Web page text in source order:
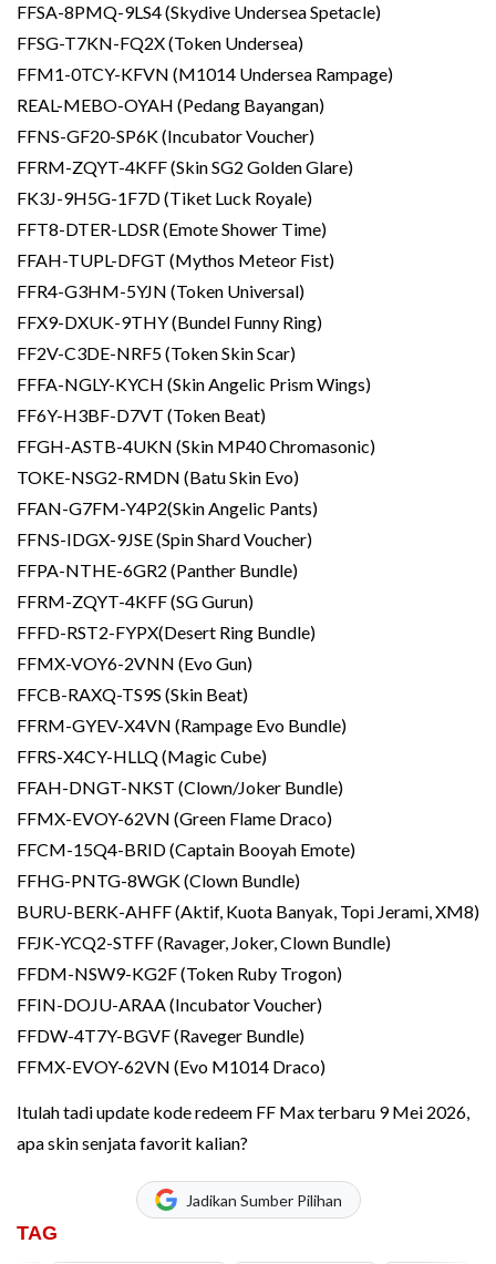
FFSA-8PMQ-9LS4 (Skydive Undersea Spetacle)
FFSG-T7KN-FQ2X (Token Undersea)
FFM1-0TCY-KFVN (M1014 Undersea Rampage)
REAL-MEBO-OYAH (Pedang Bayangan)
FFNS-GF20-SP6K (Incubator Voucher)
FFRM-ZQYT-4KFF (Skin SG2 Golden Glare)
FK3J-9H5G-1F7D (Tiket Luck Royale)
FFT8-DTER-LDSR (Emote Shower Time)
FFAH-TUPL-DFGT (Mythos Meteor Fist)
FFR4-G3HM-5YJN (Token Universal)
FFX9-DXUK-9THY (Bundel Funny Ring)
FF2V-C3DE-NRF5 (Token Skin Scar)
FFFA-NGLY-KYCH (Skin Angelic Prism Wings)
FF6Y-H3BF-D7VT (Token Beat)
FFGH-ASTB-4UKN (Skin MP40 Chromasonic)
TOKE-NSG2-RMDN (Batu Skin Evo)
FFAN-G7FM-Y4P2(Skin Angelic Pants)
FFNS-IDGX-9JSE (Spin Shard Voucher)
FFPA-NTHE-6GR2 (Panther Bundle)
FFRM-ZQYT-4KFF (SG Gurun)
FFFD-RST2-FYPX(Desert Ring Bundle)
FFMX-VOY6-2VNN (Evo Gun)
FFCB-RAXQ-TS9S (Skin Beat)
FFRM-GYEV-X4VN (Rampage Evo Bundle)
FFRS-X4CY-HLLQ (Magic Cube)
FFAH-DNGT-NKST (Clown/Joker Bundle)
FFMX-EVOY-62VN (Green Flame Draco)
FFCM-15Q4-BRID (Captain Booyah Emote)
FFHG-PNTG-8WGK (Clown Bundle)
BURU-BERK-AHFF (Aktif, Kuota Banyak, Topi Jerami, XM8)
FFJK-YCQ2-STFF (Ravager, Joker, Clown Bundle)
FFDM-NSW9-KG2F (Token Ruby Trogon)
FFIN-DOJU-ARAA (Incubator Voucher)
FFDW-4T7Y-BGVF (Raveger Bundle)
FFMX-EVOY-62VN (Evo M1014 Draco)
Itulah tadi update kode redeem FF Max terbaru 9 Mei 2026,
apa skin senjata favorit kalian?
Jadikan Sumber Pilihan
TAG